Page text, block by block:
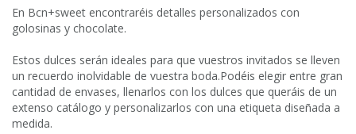
En Bcn+sweet encontraréis detalles personalizados con
golosinas y chocolate.
Estos dulces serán ideales para que vuestros invitados se lleven
un recuerdo inolvidable de vuestra boda.Podéis elegir entre gran
cantidad de envases, llenarlos con los dulces que queráis de un
extenso catálogo y personalizarlos con una etiqueta diseñada a
medida.